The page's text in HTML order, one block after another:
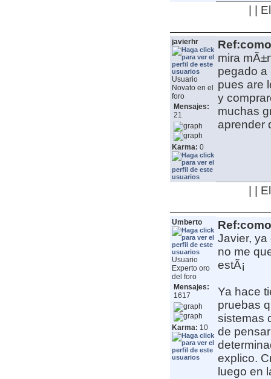
| |
javierhr
Usuario
Novato en el
foro
Mensajes:
21
Karma: 0
mira
pegado a
pues are
y
muchas
aprender
| |
Umberto
Usuario
Experto oro
del foro
Mensajes:
1617
Karma: 10
Javier, ya
no me
estÃ¡
Ya hace
pruebas
sistemas
de
explico.
luego en